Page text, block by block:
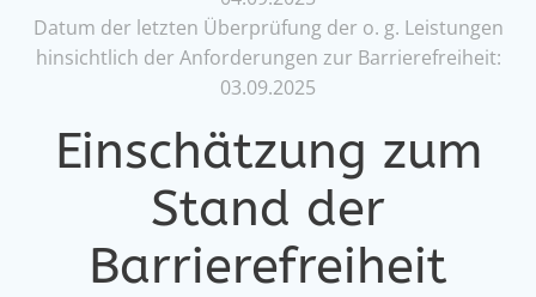
Datum der letzten Überprüfung der o. g. Leistungen
hinsichtlich der Anforderungen zur Barrierefreiheit:
03.09.2025
Einschätzung zum
Stand der
Barrierefreiheit